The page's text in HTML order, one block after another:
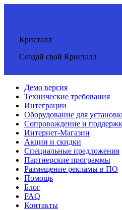
Кристалл
Создай свой Кристалл
Демо версия
Технические требования
Интеграции
Оборудование для
Сопровождение и
Интернет-Магазин
Акции и скидки
Специальные предложения
Партнерские программы
Размещение рекламы в ПО
Помощь
Блог
FAQ
Контакты